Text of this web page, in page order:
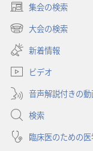
集会の検索
（新
し
タ
で
開
く）
大会の検索
（新
し
い
タ
ブ
で
開
く）
新着情報
ビデオ
音声解説付きの
検索
臨床医のための